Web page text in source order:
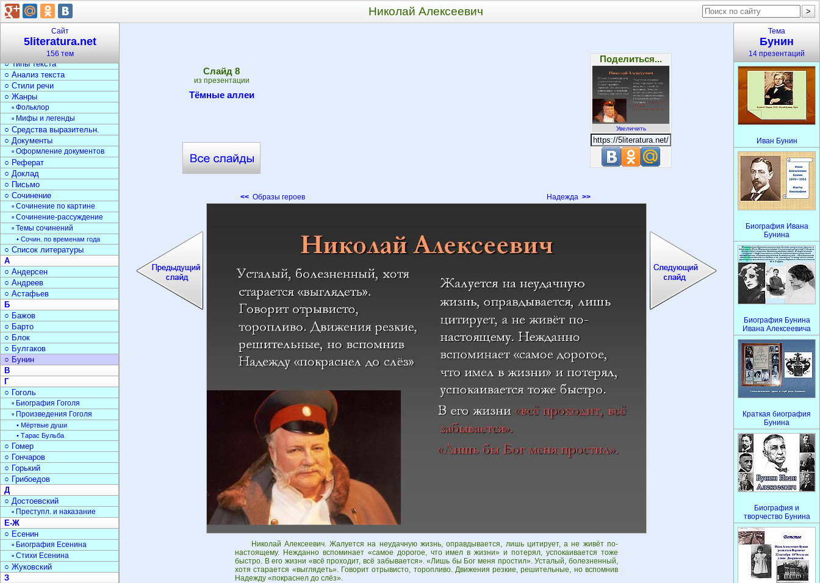
Николай Алексеевич
Cлайд 8
из презентации
Тёмные аллеи
Поделиться...
Увеличить
<< Образы героев Надежда >>
Николай Алексеевич. Жалуется на неудачную жизнь, оправдывается, лишь цитирует, а не живёт по-
настоящему. Нежданно вспоминает «самое дорогое, что имел в жизни» и потерял, успокаивается тоже
быстро. В его жизни «всё проходит, всё забывается». «Лишь бы Бог меня простил». Усталый, болезненный,
хотя старается «выглядеть». Говорит отрывисто, торопливо. Движения резкие, решительные, но вспомнив
Надежду «покраснел до слёз».
Сайт
5literatura.net
156 тем
○ Стихи
▫ Стихи о природе
▫ Стихи о войне
▫ Загадки
○ Типы текста
○ Анализ текста
○ Стили речи
○ Жанры
▫ Фольклор
▫ Мифы и легенды
○ Средства выразительн.
○ Документы
▫ Оформление документов
○ Реферат
○ Доклад
○ Письмо
○ Сочинение
▫ Сочинение по картине
▫ Сочинение-рассуждение
▫ Темы сочинений
• Сочин. по временам года
○ Список литературы
А
○ Андерсен
○ Андреев
○ Астафьев
Б
○ Бажов
○ Барто
○ Блок
○ Булгаков
○ Бунин
В
Г
○ Гоголь
▫ Биография Гоголя
▫ Произведения Гоголя
• Мёртвые души
• Тарас Бульба
○ Гомер
○ Гончаров
○ Горький
○ Грибоедов
Д
○ Достоевский
▫ Преступл. и наказание
Е-Ж
○ Есенин
▫ Биография Есенина
▫ Стихи Есенина
○ Жуковский
З
Тема
Бунин
14 презентаций
Иван Бунин
Биография Ивана
Бунина
Биография Бунина
Ивана Алексеевича
Краткая биография
Бунина
Биография и
творчество Бунина